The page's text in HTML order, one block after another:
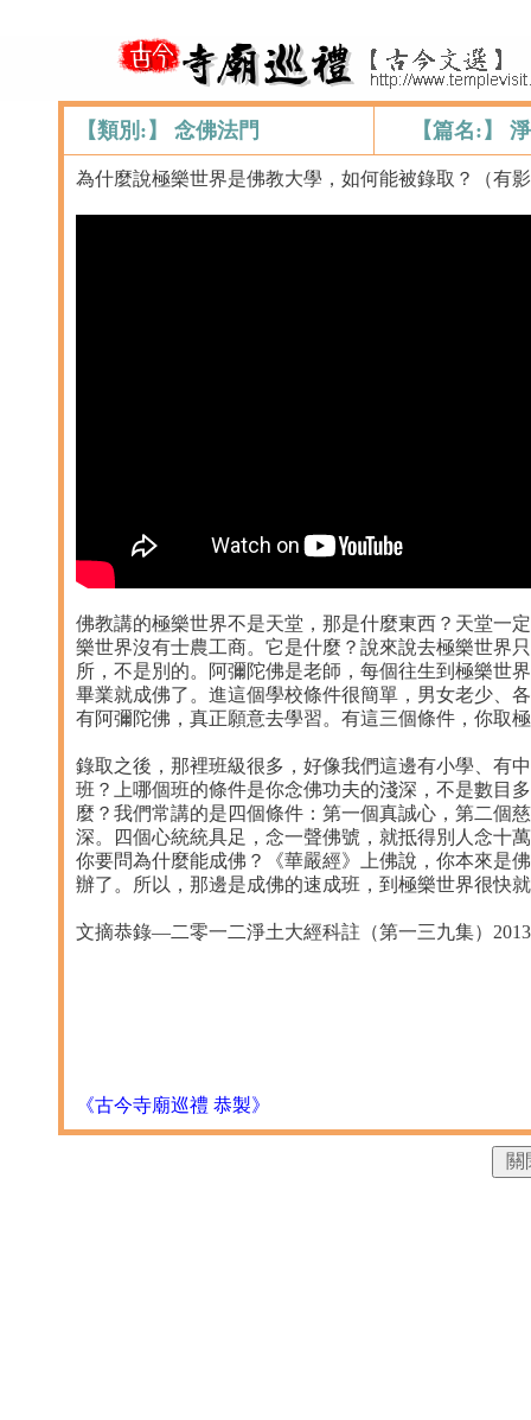
【類別:】 念佛法門 【篇名:】
為什麼說極樂世界是佛教大學，如何能被錄取？（有
佛教講的極樂世界不是天堂，那是什麼東西？天堂一
樂世界沒有士農工商。它是什麼？說來說去極樂世界
所，不是別的。阿彌陀佛是老師，每個往生到極樂世
畢業就成佛了。進這個學校條件很簡單，男女老少、
有阿彌陀佛，真正願意去學習。有這三個條件，你取
錄取之後，那裡班級很多，好像我們這邊有小學、有
班？上哪個班的條件是你念佛功夫的淺深，不是數目
麼？我們常講的是四個條件：第一個真誠心，第二個
深。四個心統統具足，念一聲佛號，就抵得別人念十
你要問為什麼能成佛？《華嚴經》上佛說，你本來是
辦了。所以，那邊是成佛的速成班，到極樂世界很快
文摘恭錄—二零一二淨土大經科註（第一三九集）
《古今寺廟巡禮 恭製》